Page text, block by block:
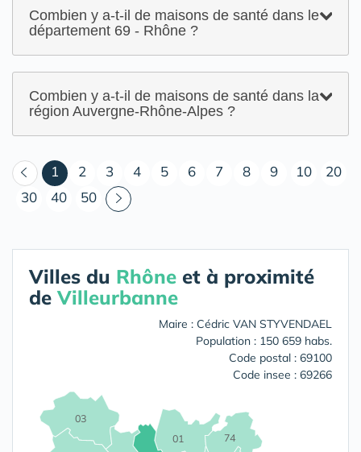
Combien y a-t-il de maisons de santé dans le
département 69 - Rhône ?
Combien y a-t-il de maisons de santé dans la
région Auvergne-Rhône-Alpes ?
1 (courant)
2 3 4 5 6 7 8 9 10
20
30
40 50
Villes du Rhône et à proximité
deVilleurbanne
Maire : Cédric VAN STYVENDAEL
Population : 150 659 habs.
Code postal : 69100
Code insee : 69266
01
03
74